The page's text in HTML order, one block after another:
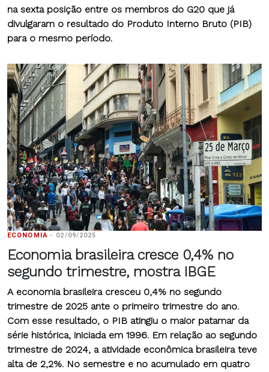
na sexta posição entre os membros do G20 que já
divulgaram o resultado do Produto Interno Bruto (PIB)
para o mesmo período.
ECONOMIA- 02/09/2025
Economia brasileira cresce 0,4% no
segundo trimestre, mostra IBGE
A economia brasileira cresceu 0,4% no segundo
trimestre de 2025 ante o primeiro trimestre do ano.
Com esse resultado, o PIB atingiu o maior patamar da
série histórica, iniciada em 1996. Em relação ao segundo
trimestre de 2024, a atividade econômica brasileira teve
alta de 2,2%. No semestre e no acumulado em quatro